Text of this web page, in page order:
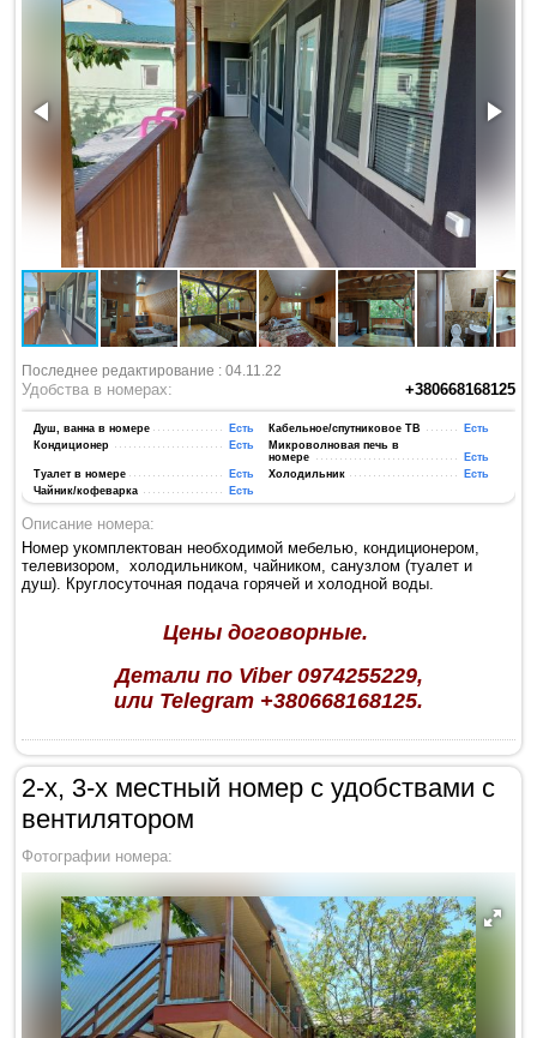
Последнее редактирование : 04.11.22
+380668168125
Удобства в номерах:
Душ, ванна в номере Есть Кабельное/спутниковое ТВ
Есть
Кондиционер
Есть
Микроволновая печь в
номере
Есть
Туалет в номере
Есть Холодильник
Есть
Чайник/кофеварка
Есть
Описание номера:
Номер укомплектован необходимой мебелью, кондиционером,
телевизором, холодильником, чайником, санузлом (туалет и
душ). Круглосуточная подача горячей и холодной воды.
Цены договорные.
Детали по Viber 0974255229,
или Telegram +380668168125.
2-х, 3-х местный номер с удобствами с
вентилятором
Фотографии номера: